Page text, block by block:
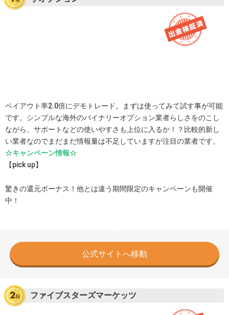
ペイアウト率2.0倍にデモトレード。まずは使ってみて試す事が可能
です。シンプルな海外のバイナリーオプション業者らしさをのこし
ながら、サポートなどの使いやすさも上位に入るか！？比較的新し
い業者なのでまだまだ情報量は不足していますが注目の業者です。
☆キャンペーン情報☆
【pick up】
驚きの還元ボーナス！他とは違う期間限定のキャンペーンも開催
中！
公式サイトへ移動
ファイブスターズマーケッツ